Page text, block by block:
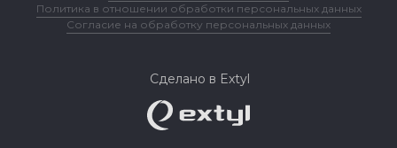
Политика в отношении обработки персональных данных
Согласие на обработку персональных данных
Сделано в Extyl